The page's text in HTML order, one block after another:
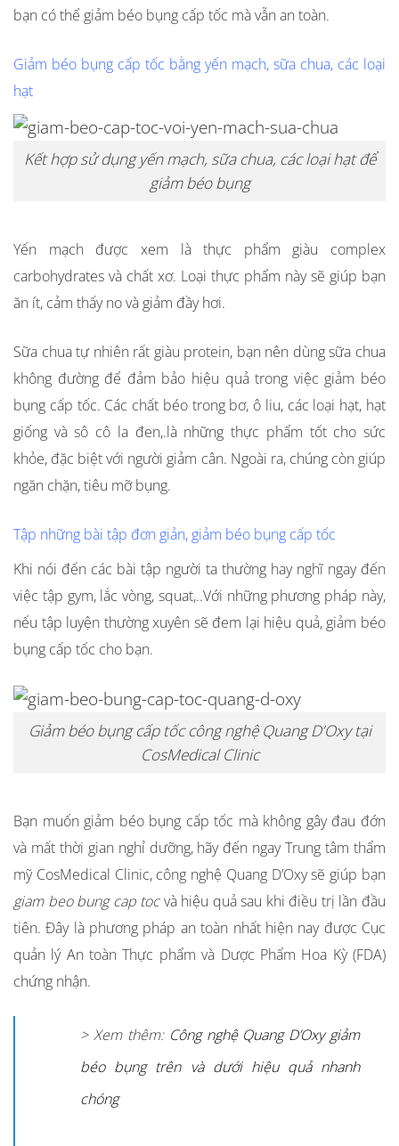
bạn có thể giảm béo bụng cấp tốc mà vẫn an toàn.
Giảm béo bụng cấp tốc bằng yến mạch, sữa chua, các loại
hạt
Kết hợp sử dụng yến mạch, sữa chua, các loại hạt để
giảm béo bụng
Yến mạch được xem là thực phẩm giàu complex
carbohydrates và chất xơ. Loại thực phẩm này sẽ giúp bạn
ăn ít, cảm thấy no và giảm đầy hơi.
Sữa chua tự nhiên rất giàu protein, bạn nên dùng sữa chua
không đường để đảm bảo hiệu quả trong việc giảm béo
bụng cấp tốc. Các chất béo trong bơ, ô liu, các loại hạt, hạt
giống và sô cô la đen,.là những thực phẩm tốt cho sức
khỏe, đặc biệt với người giảm cân. Ngoài ra, chúng còn giúp
ngăn chặn, tiêu mỡ bụng.
Tập những bài tập đơn giản, giảm béo bụng cấp tốc
Khi nói đến các bài tập người ta thường hay nghĩ ngay đến
việc tập gym, lắc vòng, squat,..Với những phương pháp này,
nếu tập luyện thường xuyên sẽ đem lại hiệu quả,giảm béo
bụng cấp tốc cho bạn.
Giảm béo bụng cấp tốc công nghệ Quang D’Oxy tại
CosMedical Clinic
Bạn muốngiảm béo bụng cấp tốc mà không gây đau đớn
và mất thời gian nghỉ dưỡng, hãy đến ngay Trung tâm thẩm
mỹ CosMedical Clinic, công nghệ Quang D’Oxy sẽ giúp bạn
giam beo bung cap tocvà hiệu quả sau khi điều trị lần đầu
tiên. Đây là phương pháp an toàn nhất hiện nay được Cục
quản lý An toàn Thực phẩm và Dược Phẩm Hoa Kỳ (FDA)
chứng nhận.
> Xem thêm: Công nghệ Quang D’Oxy giảm
béo bụng trên và dưới hiệu quả nhanh
chóng